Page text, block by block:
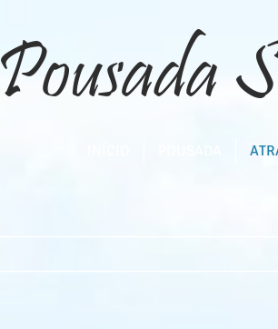
Pousada